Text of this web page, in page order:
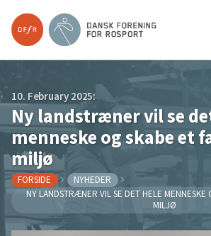
10. February 2025:
Ny landstræner vil se
menneske og skabe et
miljø
FORSIDE
NYHEDER
NY LANDSTRÆNER VIL SE DET HELE
MILJØ